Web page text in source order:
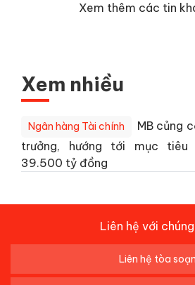
Xem thêm các tin
Xem nhiều
Ngân hàng Tài chính
MB củng
trưởng, hướng tới mục tiêu
39.500 tỷ đồng
Liên hệ với
Liên hệ tòa soạn